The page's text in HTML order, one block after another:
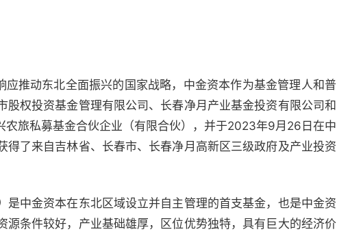
推动东北全面振兴的国家战略，中金资本作为基金管理人和普
权投资基金管理有限公司、长春净月产业基金投资有限公司和
旅私募基金合伙企业（有限合伙），并于2023年9月26日在中
了来自吉林省、长春市、长春净月高新区三级政府及产业投资
是中金资本在东北区域设立并自主管理的首支基金，也是中金资
条件较好，产业基础雄厚，区位优势独特，具有巨大的经济价